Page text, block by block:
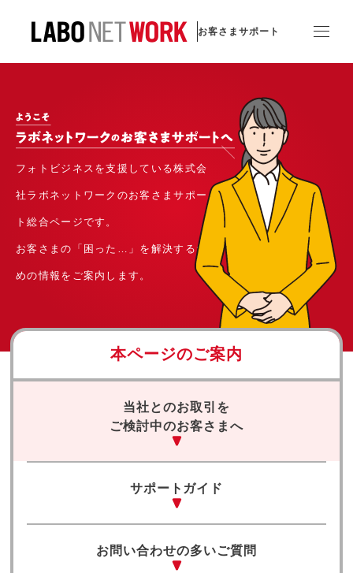
お客さまサポート
フォトビジネスを支援している株式会
社ラボネットワークのお客さまサポー
ト総合ページです。
お客さまの「困った…」を 解決するた
めの情報を ご案内します。
本ページのご案内
当社とのお取引を
ご検討中のお客さまへ
サポートガイド
お問い合わせの多いご質問